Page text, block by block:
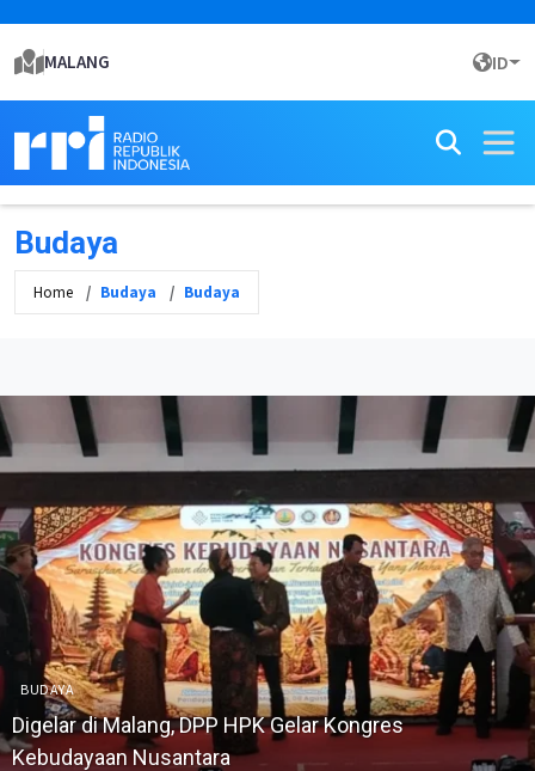
MALANG ID
Budaya
Home Budaya Budaya
BUDAYA
Digelar di Malang, DPP HPK Gelar Kongres
Kebudayaan Nusantara